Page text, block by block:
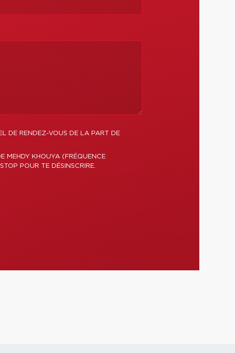
DE RENDEZ-VOUS DE LA PART DE
MEHDY KHOUYA (FRÉQUENCE
POUR TE DÉSINSCRIRE.